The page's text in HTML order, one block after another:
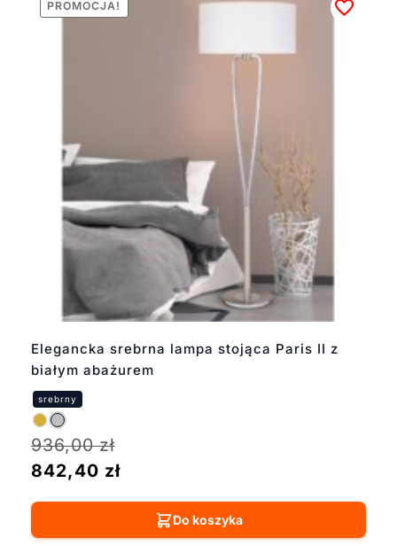
Elegancka srebrna lampa stojąca Paris II z
białym abażurem
PROMOCJA!
936,00zł
842,40 zł
Do koszyka